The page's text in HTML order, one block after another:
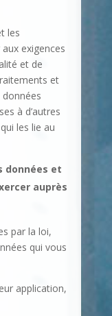
les
exigences
et de
et
à d’autres
les lie au
données et
auprès
par la loi,
qui vous
application,